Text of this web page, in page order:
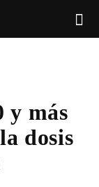
y más
dosis